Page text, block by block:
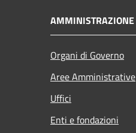
AMMINISTRAZIONE
Organi di Governo
Aree Amministrative
Uffici
Enti e fondazioni